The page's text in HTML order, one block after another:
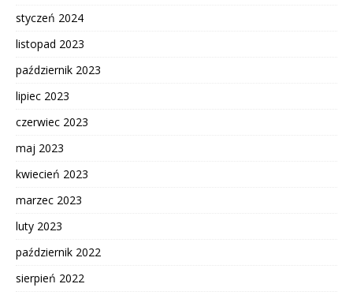
styczeń 2024
listopad 2023
październik 2023
lipiec 2023
czerwiec 2023
maj 2023
kwiecień 2023
marzec 2023
luty 2023
październik 2022
sierpień 2022